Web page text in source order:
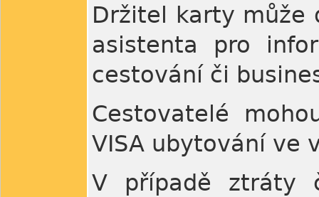
Držitel karty může
asistenta pro
cestování či
Cestovatelé
VISA ubytování ve
V případě ztráty